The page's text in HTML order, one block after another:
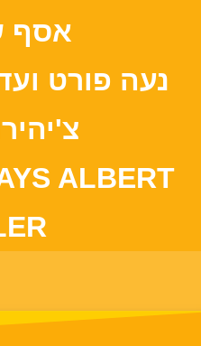
אסף
נעה פורט
ALBERT